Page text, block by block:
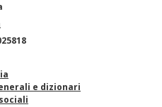
e dizionari